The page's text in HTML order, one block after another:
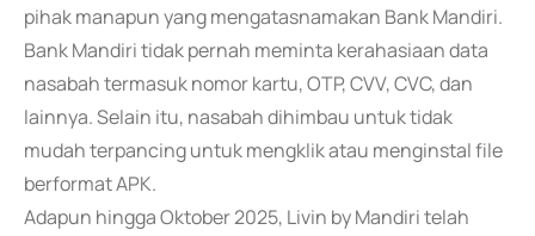
pihak manapun yang mengatasnamakan Bank Mandiri.
Bank Mandiri tidak pernah meminta kerahasiaan data
nasabah termasuk nomor kartu, OTP, CVV, CVC, dan
lainnya. Selain itu, nasabah dihimbau untuk tidak
mudah terpancing untuk mengklik atau menginstal file
berformat APK.
Adapun hingga Oktober 2025, Livin by Mandiri telah